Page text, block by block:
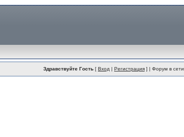
Здравствуйте Гость [ Вход | Регистрация ] | Форум в сети